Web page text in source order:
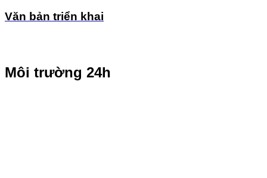
Văn bản triển khai
Môi trường 24h